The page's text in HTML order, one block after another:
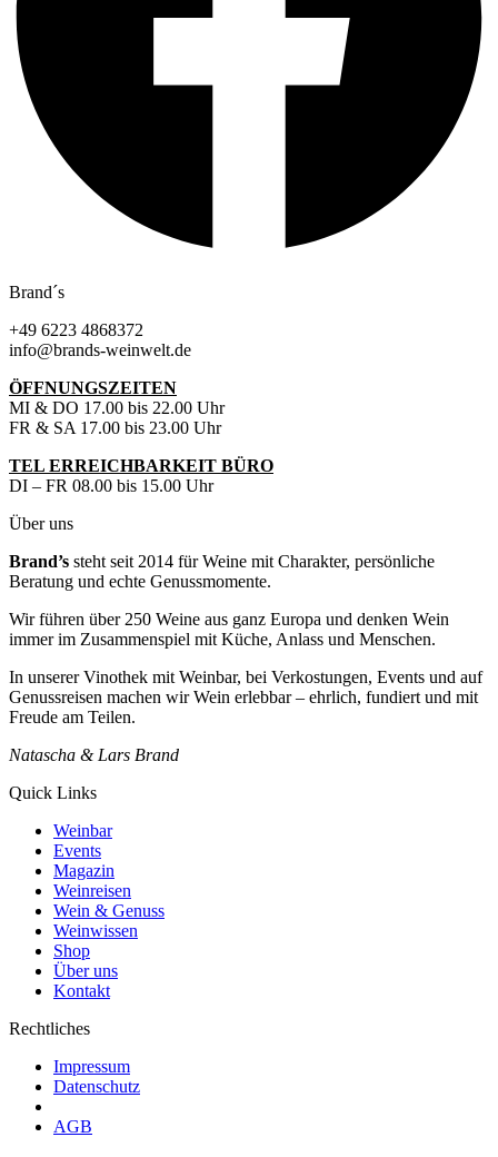
Brand´s
+49 6223 4868372
info@brands-weinwelt.de
ÖFFNUNGSZEITEN
MI & DO 17.00 bis 22.00 Uhr
FR & SA 17.00 bis 23.00 Uhr
TEL ERREICHBARKEIT BÜRO
DI – FR 08.00 bis 15.00 Uhr
Über uns
Brand’s steht seit 2014 für Weine mit Charakter, persönliche
Beratung und echte Genussmomente.
Wir führen über 250 Weine aus ganz Europa und denken Wein
immer im Zusammenspiel mit Küche, Anlass und Menschen.
In unserer Vinothek mit Weinbar, bei Verkostungen, Events und auf
Genussreisen machen wir Wein erlebbar – ehrlich, fundiert und mit
Freude am Teilen.
Natascha & Lars Brand
Quick Links
Weinbar
Events
Magazin
Weinreisen
Wein & Genuss
Weinwissen
Shop
Über uns
Kontakt
Rechtliches
Impressum
Datenschutz
AGB